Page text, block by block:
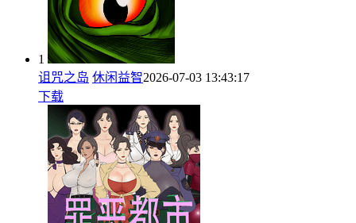
1
诅咒之岛 休闲益智2026-07-03 13:43:17
下载